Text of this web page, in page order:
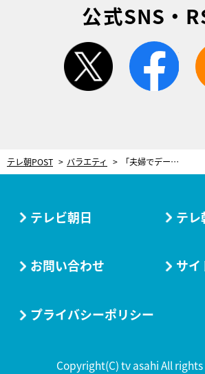
公式SNS・
twitter
テレ朝POST バラエティ 「夫婦でデートはする？」青木裕子＆ナイナイ矢部、ミキティ＆庄司智春、横澤夏子夫妻…それぞれのお出かけ事情
テレビ朝日 テレ
お問い合わせ サイ
プライバシーポリシー
Copyright(C) tv asahi All